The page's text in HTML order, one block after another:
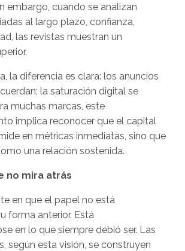
embargo, cuando se analizan
al largo plazo, confianza,
las revistas muestran un
la diferencia es clara: los anuncios
la saturación digital se
muchas marcas, este
implica reconocer que el capital
en métricas inmediatas, sino que
una relación sostenida.
no mira atrás
en que el papel no está
forma anterior. Está
en lo que siempre debió ser. Las
según esta visión, se construyen